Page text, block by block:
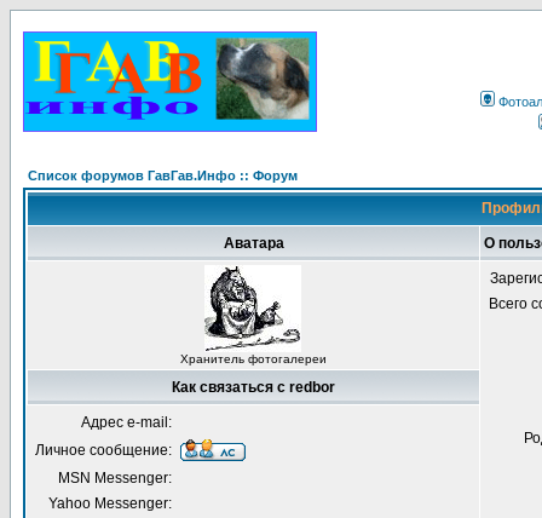
Список форумов ГавГав.Инфо :: Форум
Аватара О
Хранитель фотогалереи
Всего
Как связаться с redbor
Адрес e-mail:
Личное сообщение:
MSN Messenger:
Yahoo Messenger: